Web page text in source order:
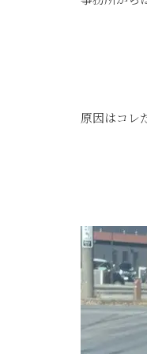
原因はコレだ